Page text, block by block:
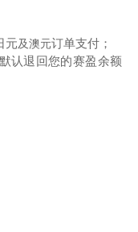
元及澳元订单支付；
认退回您的赛盈余额